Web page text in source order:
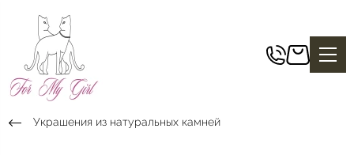
Украшения из натуральных камней